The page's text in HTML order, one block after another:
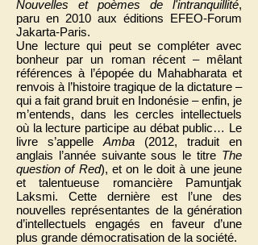
Nouvelles et poèmes de l'intranquillité,
paru en 2010 aux éditions EFEO-Forum
Jakarta-Paris.
Une lecture qui peut se compléter avec
bonheur par un roman récent – mêlant
références à l’épopée du Mahabharata et
renvois à l’histoire tragique de la dictature –
qui a fait grand bruit en Indonésie – enfin, je
m’entends, dans les cercles intellectuels
où la lecture participe au débat public… Le
livre s’appelle Amba (2012, traduit en
anglais l’année suivante sous le titre The
question of Red), et on le doit à une jeune
et talentueuse romancière Pamuntjak
Laksmi. Cette dernière est l’une des
nouvelles représentantes de la génération
d’intellectuels engagés en faveur d’une
plus grande démocratisation de la société.